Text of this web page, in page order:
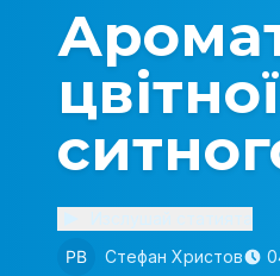
Стефан Христов